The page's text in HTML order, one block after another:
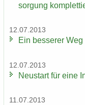
sor­gung
12.07.2013
Ein bes­se­rer
12.07.2013
Neu­start für eine
11.07.2013